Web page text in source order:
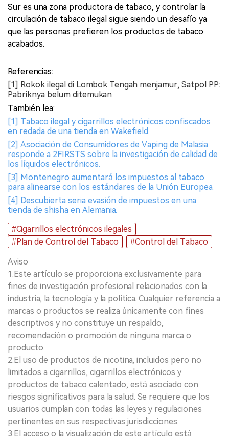
Sur es una zona productora de tabaco, y controlar la
circulación de tabaco ilegal sigue siendo un desafío ya
que las personas prefieren los productos de tabaco
acabados.
Referencias:
[1] Rokok ilegal di Lombok Tengah menjamur, Satpol PP:
Pabriknya belum ditemukan
También lea:
[1] Tabaco ilegal y cigarrillos electrónicos confiscados
en redada de una tienda en Wakefield.
[2] Asociación de Consumidores de Vaping de Malasia
responde a 2FIRSTS sobre la investigación de calidad de
los líquidos electrónicos.
[3] Montenegro aumentará los impuestos al tabaco
para alinearse con los estándares de la Unión Europea.
[4] Descubierta seria evasión de impuestos en una
tienda de shisha en Alemania.
#Cigarrillos electrónicos ilegales
#Plan de Control del Tabaco
#Control del Tabaco
Aviso
1.Este artículo se proporciona exclusivamente para
fines de investigación profesional relacionados con la
industria, la tecnología y la política. Cualquier referencia a
marcas o productos se realiza únicamente con fines
descriptivos y no constituye un respaldo,
recomendación o promoción de ninguna marca o
producto.
2.El uso de productos de nicotina, incluidos pero no
limitados a cigarrillos, cigarrillos electrónicos y
productos de tabaco calentado, está asociado con
riesgos significativos para la salud. Se requiere que los
usuarios cumplan con todas las leyes y regulaciones
pertinentes en sus respectivas jurisdicciones.
3.El acceso o la visualización de este artículo está